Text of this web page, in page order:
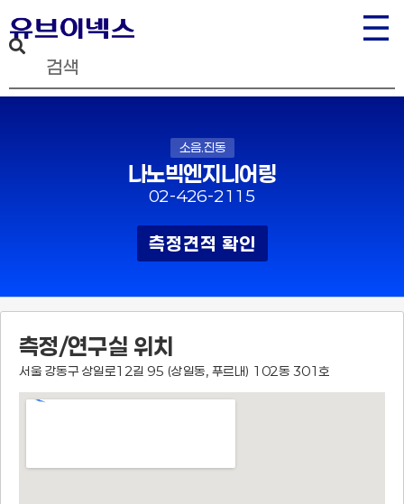
소음.진동
나노빅엔지니어링
02-426-2115
측정견적 확인
측정/연구실 위치
서울 강동구 상일로12길 95 (상일동, 푸르내) 102동 301호